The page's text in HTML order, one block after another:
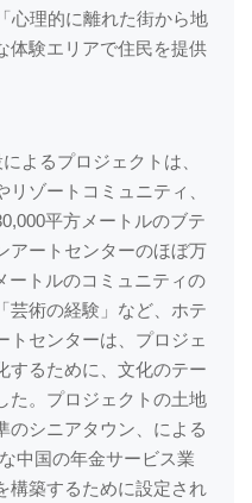
心理的に離れた街から地
体験エリアで住民を提供
よるプロジェクトは、
ゾートコミュニティ、
平方メートルのブテ
アートセンターのほぼ万
ートルのコミュニティの
芸術の経験」など、ホテ
トセンターは、プロジェ
するために、文化のテー
た。プロジェクトの土地
のシニアタウン、による
中国の年金サービス業
構築するために設定され